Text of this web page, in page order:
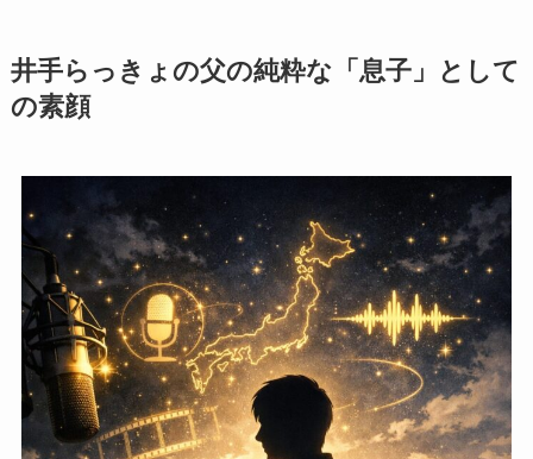
井手らっきょの父の純粋な「息子」として
の素顔